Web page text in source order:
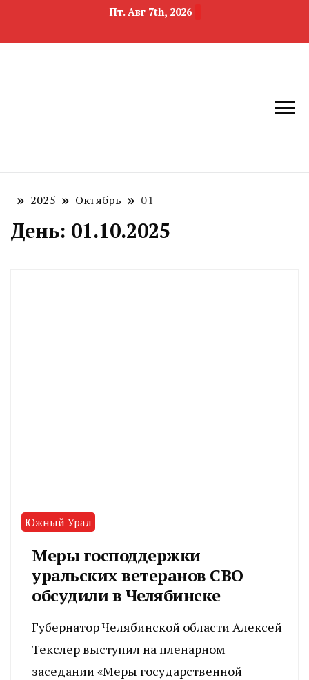
Пт. Авг 7th, 2026
2025 Октябрь 01
День: 01.10.2025
Южный Урал
Меры господдержки
уральских ветеранов СВО
обсудили в Челябинске
Губернатор Челябинской области Алексей
Текслер выступил на пленарном
заседании «Меры государственной